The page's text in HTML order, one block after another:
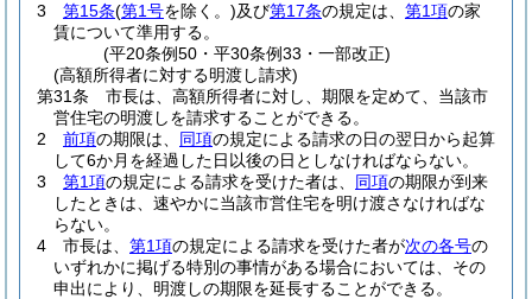
3
第15条(第1号を除く。)及び第17条の規定は、 第1項の家
賃について準用する。
(平20条例50・平30条例33・一部改正)
(高額所得者に対する明渡し請求)
第31条
市長は、高額所得者に対し、期限を定めて、当該市
営住宅の明渡しを請求することができる。
2
前項の期限は、 同項の規定による請求の日の翌日から起算
して6か月を経過した日以後の日としなければならない。
3
第1項の規定による請求を受けた者は、 同項の期限が到来
したときは、速やかに当該市営住宅を明け渡さなければな
らない。
4
市長は、 第1項の規定による請求を受けた者が次の各号の
いずれかに掲げる特別の事情がある場合においては、その
申出により、明渡しの期限を延長することができる。